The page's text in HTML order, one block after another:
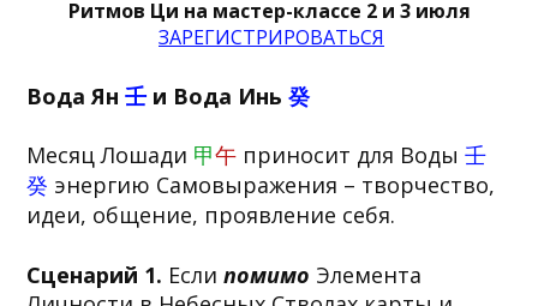
Ритмов Ци на мастер-классе 2 и 3 июля
ЗАРЕГИСТРИРОВАТЬСЯ
Вода Ян 壬 и Вода Инь 癸
Месяц Лошади 甲午 приносит для Воды 壬
癸 энергию Самовыражения – творчество,
идеи, общение, проявление себя.
Сценарий 1. Если помимо Элемента